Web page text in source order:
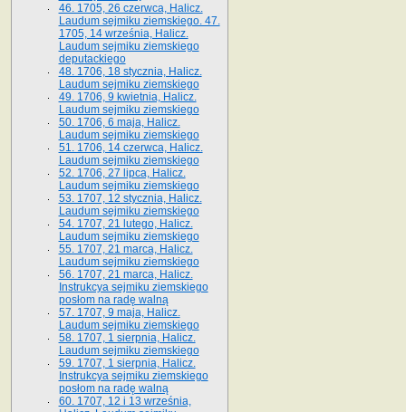
46. 1705, 26 czerwca, Halicz.
Laudum sejmiku ziemskiego. 47.
1705, 14 września, Halicz.
Laudum sejmiku ziemskiego
deputackiego
48. 1706, 18 stycznia, Halicz.
Laudum sejmiku ziemskiego
49. 1706, 9 kwietnia, Halicz.
Laudum sejmiku ziemskiego
50. 1706, 6 maja, Halicz.
Laudum sejmiku ziemskiego
51. 1706, 14 czerwca, Halicz.
Laudum sejmiku ziemskiego
52. 1706, 27 lipca, Halicz.
Laudum sejmiku ziemskiego
53. 1707, 12 stycznia, Halicz.
Laudum sejmiku ziemskiego
54. 1707, 21 lutego, Halicz.
Laudum sejmiku ziemskiego
55. 1707, 21 marca, Halicz.
Laudum sejmiku ziemskiego
56. 1707, 21 marca, Halicz.
Instrukcya sejmiku ziemskiego
posłom na radę walną
57. 1707, 9 maja, Halicz.
Laudum sejmiku ziemskiego
58. 1707, 1 sierpnia, Halicz.
Laudum sejmiku ziemskiego
59. 1707, 1 sierpnia, Halicz.
Instrukcya sejmiku ziemskiego
posłom na radę walną
60. 1707, 12 i 13 września,